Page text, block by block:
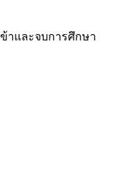
าและจบการศึกษา